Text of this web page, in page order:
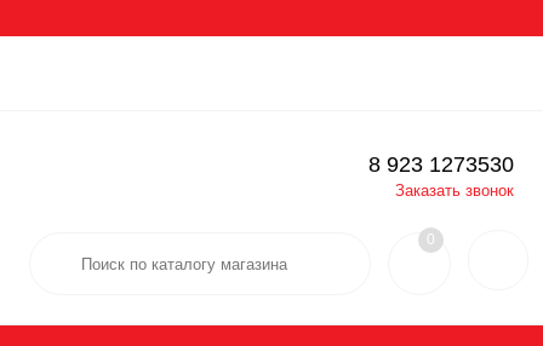
8 923 1273530
Заказать звонок
0